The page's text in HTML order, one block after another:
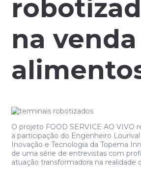
na
O projeto FOOD SERVICE AO
a participação do Engenheiro
Inovação e Tecnologia da Topema
de uma série de entrevistas com
atuação transformadora na realidade